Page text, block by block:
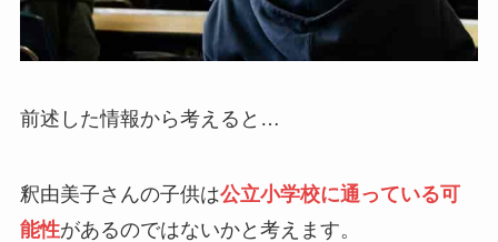
前述した情報から考えると…
釈由美子さんの子供は公立小学校に通っている可
能性があるのではないかと考えます。